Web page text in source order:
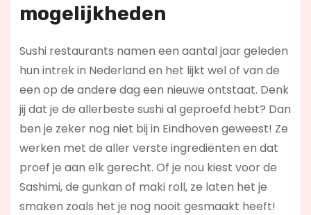
mogelijkheden
Sushi restaurants namen een aantal jaar geleden
hun intrek in Nederland en het lijkt wel of van de
een op de andere dag een nieuwe ontstaat. Denk
jij dat je de allerbeste sushi al geproefd hebt? Dan
ben je zeker nog niet bij in Eindhoven geweest! Ze
werken met de aller verste ingrediënten en dat
proef je aan elk gerecht. Of je nou kiest voor de
Sashimi, de gunkan of maki roll, ze laten het je
smaken zoals het je nog nooit gesmaakt heeft!